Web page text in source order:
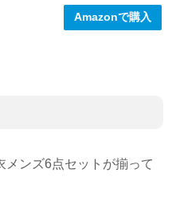
Amazonで購入
ンズ6点セットが揃って